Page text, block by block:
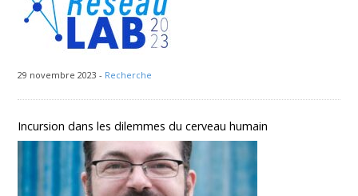
29 novembre 2023 - Recherche
Incursion dans les dilemmes du cerveau humain